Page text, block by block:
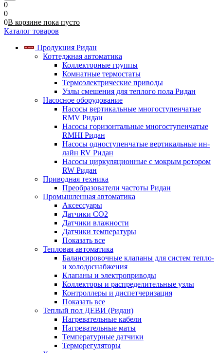
0
0
0В корзине пока пусто
Каталог товаров
Продукция Ридан
Коттеджная автоматика
Коллекторные группы
Комнатные термостаты
Термоэлектрические приводы
Узлы смешения для теплого пола Ридан
Насосное оборудование
Насосы вертикальные многоступенчатые
RMV Ридан
Насосы горизонтальные многоступенчатые
RMHI Ридан
Насосы одноступенчатые вертикальные ин-
лайн RV Ридан
Насосы циркуляционные с мокрым ротором
RW Ридан
Приводная техника
Преобразователи частоты Ридан
Промышленная автоматика
Аксессуары
Датчики CO2
Датчики влажности
Датчики температуры
Показать все
Тепловая автоматика
Балансировочные клапаны для систем тепло-
и холодоснабжения
Клапаны и электроприводы
Коллекторы и распределительные узлы
Контроллеры и диспетчеризация
Показать все
Теплый пол ДЕВИ (Ридан)
Нагревательные кабели
Нагревательные маты
Температурные датчики
Терморегуляторы